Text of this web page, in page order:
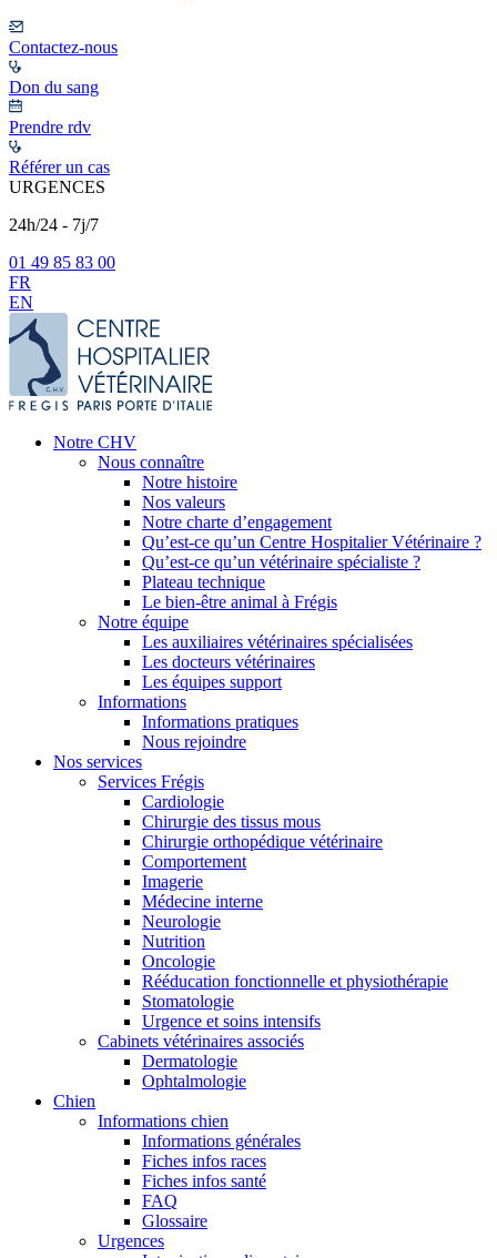
Contactez-nous
Don du sang
Prendre rdv
Référer un cas
URGENCES
24h/24 - 7j/7
01 49 85 83 00
FR
EN
Notre CHV
Nous connaître
Notre histoire
Nos valeurs
Notre charte d’engagement
Qu’est-ce qu’un Centre Hospitalier Vétérinaire ?
Qu’est-ce qu’un vétérinaire spécialiste ?
Plateau technique
Le bien-être animal à Frégis
Notre équipe
Les auxiliaires vétérinaires spécialisées
Les docteurs vétérinaires
Les équipes support
Informations
Informations pratiques
Nous rejoindre
Nos services
Services Frégis
Cardiologie
Chirurgie des tissus mous
Chirurgie orthopédique vétérinaire
Comportement
Imagerie
Médecine interne
Neurologie
Nutrition
Oncologie
Rééducation fonctionnelle et physiothérapie
Stomatologie
Urgence et soins intensifs
Cabinets vétérinaires associés
Dermatologie
Ophtalmologie
Chien
Informations chien
Informations générales
Fiches infos races
Fiches infos santé
FAQ
Glossaire
Urgences